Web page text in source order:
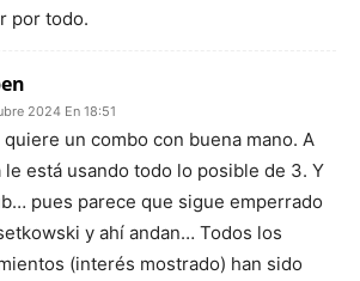
por todo.
2024 En 18:51
quiere un combo con buena mano. A
le está usando todo lo posible de 3. Y
pues parece que sigue emperrado
y ahí andan… Todos los
(interés mostrado) han sido